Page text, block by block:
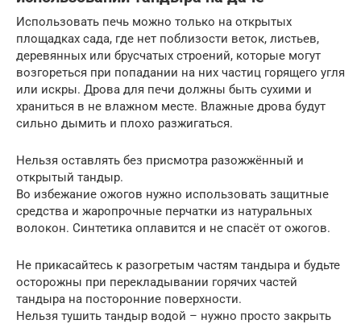
Использовать печь можно только на открытых
площадках сада, где нет поблизости веток, листьев,
деревянных или брусчатых строений, которые могут
возгореться при попадании на них частиц горящего угля
или искры. Дрова для печи должны быть сухими и
храниться в не влажном месте. Влажные дрова будут
сильно дымить и плохо разжигаться.
Нельзя оставлять без присмотра разожжённый и
открытый тандыр.
Во избежание ожогов нужно использовать защитные
средства и жаропрочные перчатки из натуральных
волокон. Синтетика оплавится и не спасёт от ожогов.
Не прикасайтесь к разогретым частям тандыра и будьте
осторожны при перекладывании горячих частей
тандыра на посторонние поверхности.
Нельзя тушить тандыр водой – нужно просто закрыть